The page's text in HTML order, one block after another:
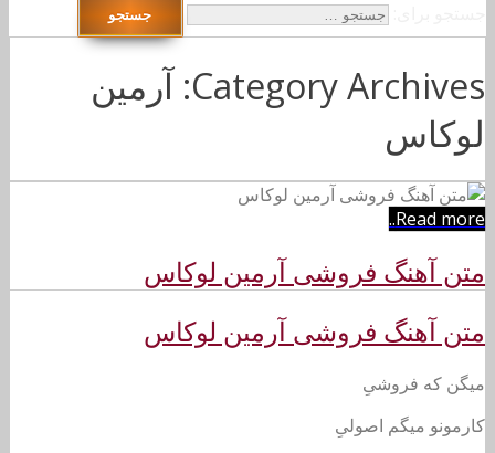
Category Archives: آرمین
لوکاس
Read more..
متن آهنگ فروشی آرمین لوکاس
متن آهنگ فروشی آرمین لوکاس
میگن که فروشیِ
کارمونو میگم اصولیِ